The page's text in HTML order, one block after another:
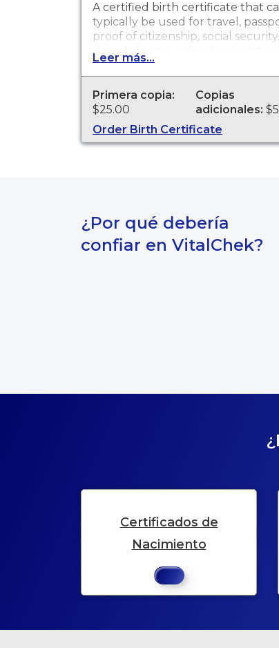
A certified birth certificate that
typically be used for travel,
proof of citizenship, social security,
driver's license, school registration,
personal identification, and other
legal purposes. Birth Certificates
available for events that occurred
anywhere in the State of Georgia
from 1919 to present.
Leer más...
Primera copia:
$25.00
Copias
adicionales:
Order Birth Certificate
¿Por qué debería
confiar en VitalChek?
Certificados de
Nacimiento